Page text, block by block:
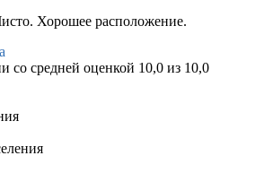
Хорошее расположение.
со средней оценкой 10,0 из 10,0